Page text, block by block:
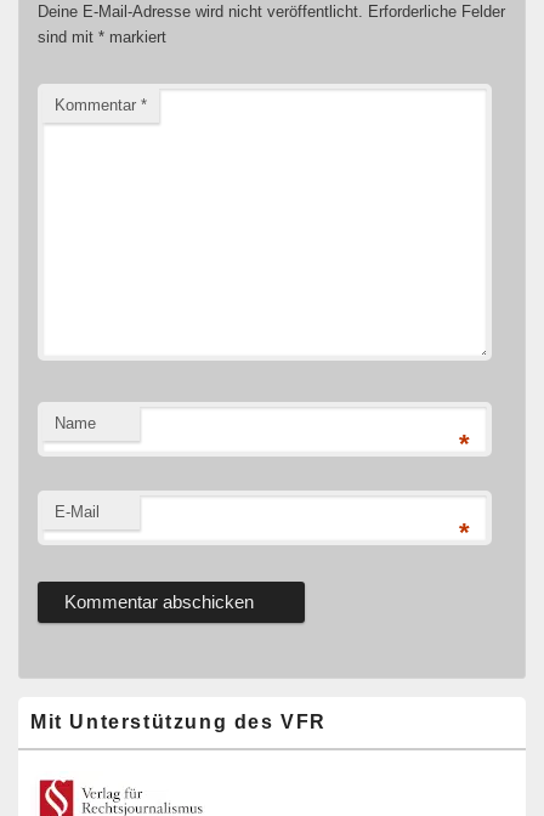
Deine E-Mail-Adresse wird nicht veröffentlicht.
Erforderliche Felder
sind mit * markiert
Kommentar *
Name
*
E-Mail
*
Seitenleisten-
Widgetbereich
Mit Unterstützung des VFR